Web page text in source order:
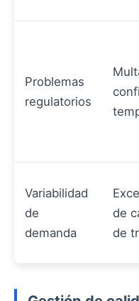
Problemas
regulatorios
Variabilidad
de
demanda
de
de